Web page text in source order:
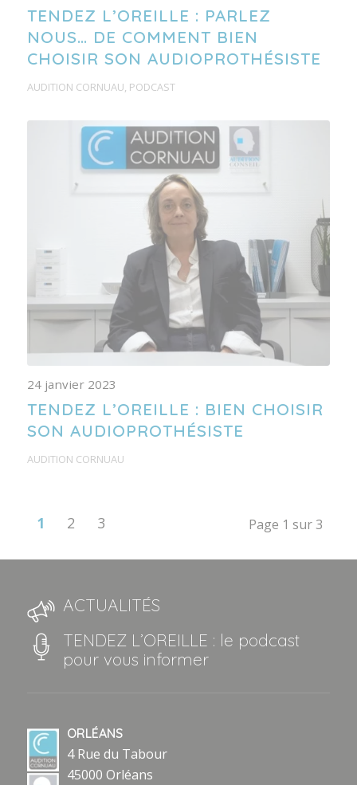
TENDEZ L’OREILLE : PARLEZ
NOUS… DE COMMENT BIEN
CHOISIR SON AUDIOPROTHÉSISTE
AUDITION CORNUAU, PODCAST
TENDEZ L’OREILLE : BIEN CHOISIR
SON AUDIOPROTHÉSISTE
AUDITION CORNUAU
24 janvier 2023
Page 1 sur 3
1 2 3
ACTUALITÉS
TENDEZ L’OREILLE : le podcast
pour vous informer
ORLÉANS
4 Rue du Tabour
45000 Orléans